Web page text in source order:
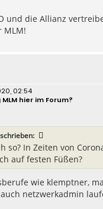
und die Allianz
MLM!
02:54
hier im Forum?
so? In Zeiten von
auf festen Füßen?
wie klemptner,
netzwerkadmin